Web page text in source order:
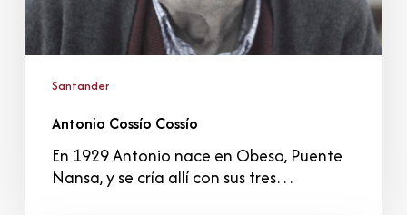
Santander
Antonio Cossío Cossío
En 1929 Antonio nace en Obeso, Puente
Nansa, y se cría allí con sus tres…